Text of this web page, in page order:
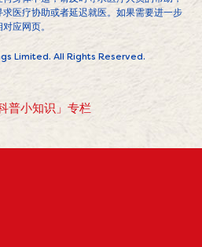
医疗协助或者延迟就医。如果需要进一步
应网页。
Limited. All Rights Reserved.
普小知识」专栏